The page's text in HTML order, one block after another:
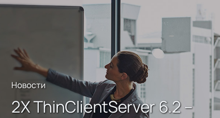
Новости
2X ThinClientServer 6.2 –